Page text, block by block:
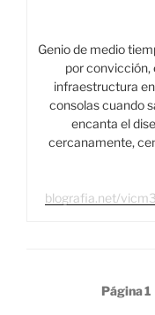
Genio de medio
por convicción,
infraestructura
consolas cuando
encanta el
cercanamente,
blografia.net/vicm3
PaginaciónPágina1